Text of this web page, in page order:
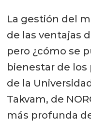
La gestión del
de las ventajas
pero ¿cómo se
bienestar de los
de la
Takvam, de
más profunda